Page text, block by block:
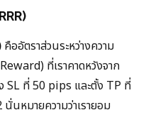
คืออัตราส่วนระหว่างความ
ที่เราคาดหวังจาก
SL ที่ 50 pips และตั้ง TP ที่
นหมายความว่าเรายอม